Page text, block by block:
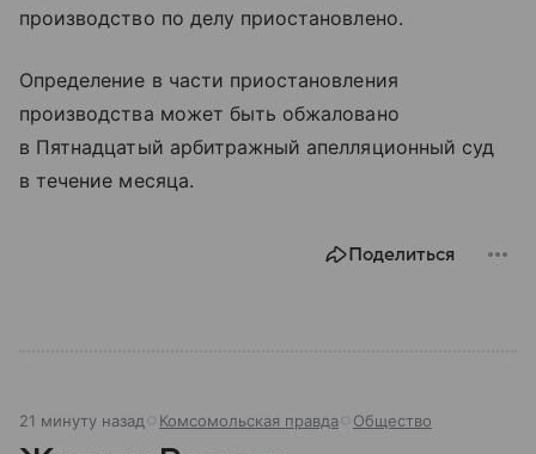
производство по делу приостановлено.
Определение в части приостановления
производства может быть обжаловано
в Пятнадцатый арбитражный апелляционный суд
в течение месяца.
Поделиться
21 минуту назад Комсомольская правда Общество